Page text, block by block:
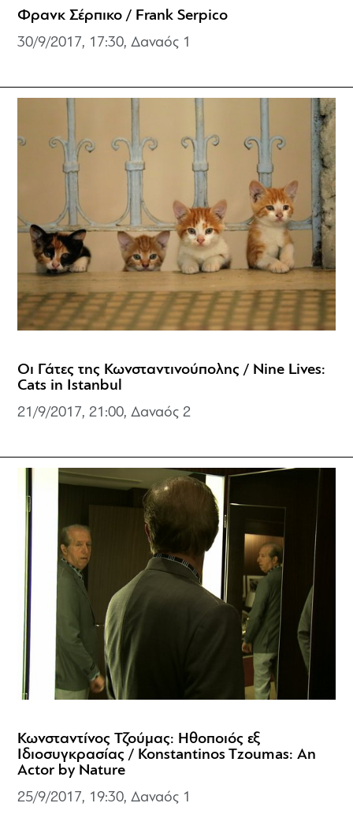
Φρανκ Σέρπικο / Frank Serpico
30/9/2017, 17:30, Δαναός 1
Οι Γάτες της Κωνσταντινούπολης / Nine Lives:
Cats in Istanbul
21/9/2017, 21:00,Δαναός 2
Κωνσταντίνος Τζούμας: Ηθοποιός εξ
Ιδιοσυγκρασίας / Konstantinos Tzoumas: An
Actor by Nature
25/9/2017, 19:30, Δαναός 1